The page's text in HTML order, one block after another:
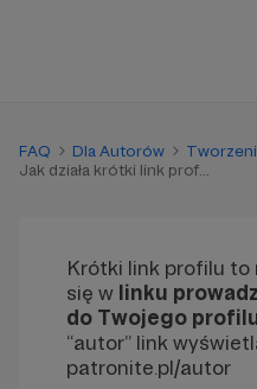
FAQ Dla Autorów
Jak działa krótki link prof...
Krótki link profilu to
się w linku
do Twojego
“autor” link
patronite.pl/autor